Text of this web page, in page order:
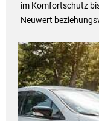
im Komfortschutz
Neuwert